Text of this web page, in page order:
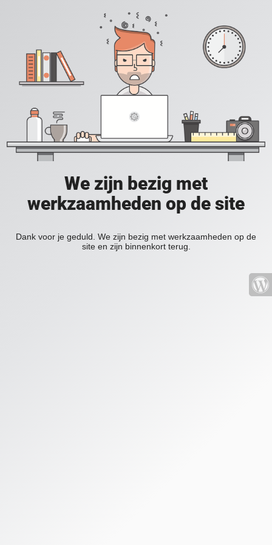
We zijn bezig met
werkzaamheden op de site
Dank voor je geduld. We zijn bezig met werkzaamheden op de
site en zijn binnenkort terug.